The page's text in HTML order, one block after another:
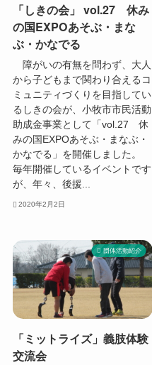
「しきの会」 vol.27 休み
の国EXPOあそぶ・まな
ぶ・かなでる
障がいの有無を問わず、大人
から子どもまで関わり合えるコ
ミュニティづくりを目指してい
るしきの会が、小牧市市民活動
助成金事業として「vol.27 休
みの国EXPOあそぶ・まなぶ・
かなでる」を開催しました。
毎年開催しているイベントです
が、年々、後援...
2020年2月2日
団体活動紹介
「ミットライズ」義肢体験
交流会